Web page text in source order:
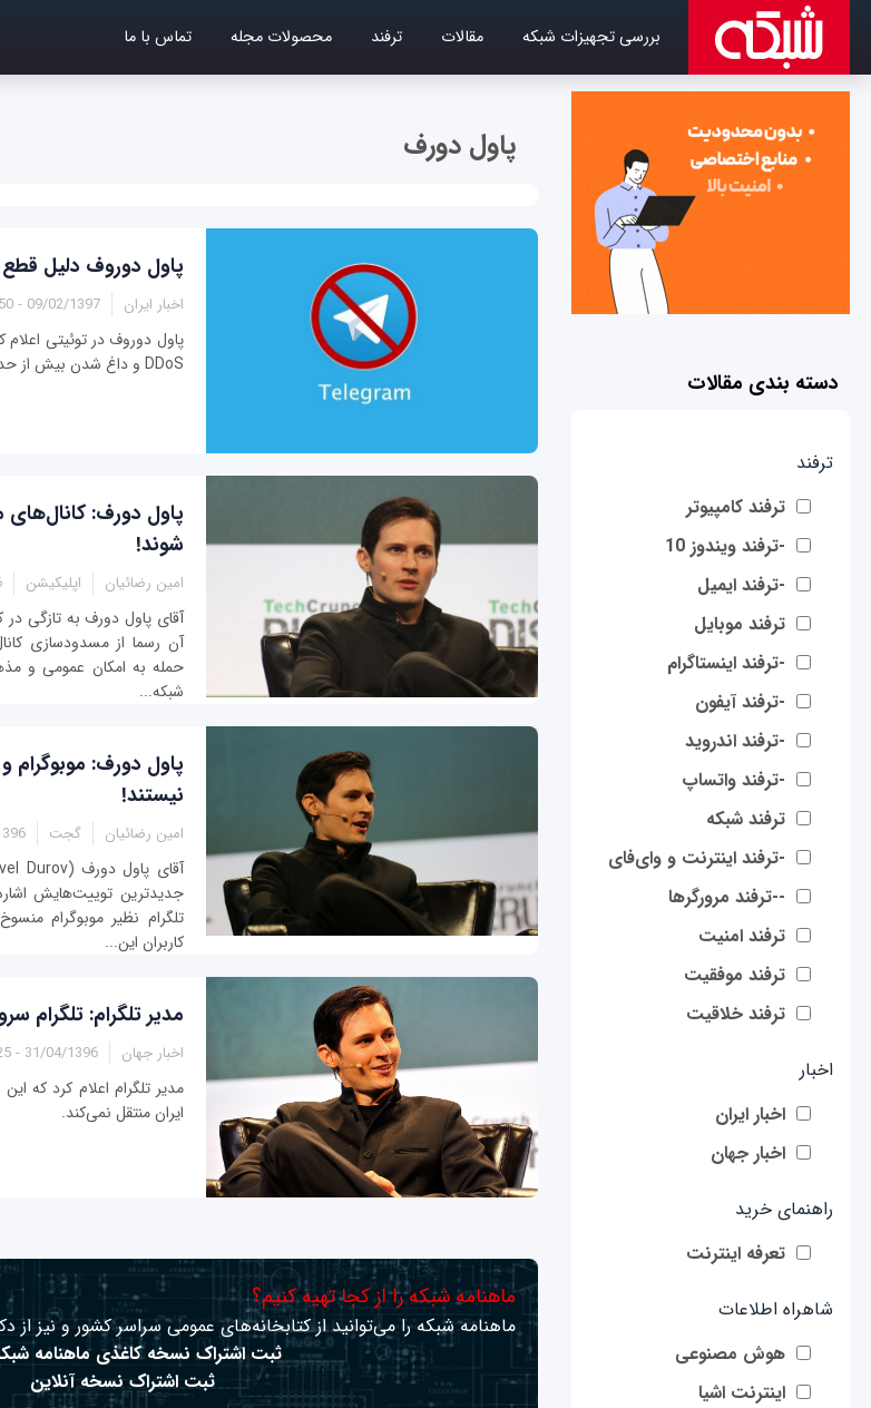
بررسی تجهیزات شبکه مقالات ترفند محصولات مجله تماس با ما
دسته بندی مقالات
ترفند
ترفند کامپیوتر
-ترفند ویندوز 10
-ترفند ایمیل
ترفند موبایل
-ترفند اینستاگرام
-ترفند آیفون
-ترفند اندروید
-ترفند واتساپ
ترفند شبکه
-ترفند اینترنت و وای‌فای
--ترفند مرورگرها
ترفند امنیت
ترفند موفقیت
ترفند خلاقیت
اخبار
اخبار ایران
اخبار جهان
راهنمای خرید
تعرفه اینترنت
شاهراه اطلاعات
هوش مصنوعی
اینترنت اشیا
پاول دورف
پاول دوروف دلیل قطع
اخبار ایران 09/02/1397 - 14:50
پاول دوروف در توئیتی
DDoS و داغ شدن بیش از حد یکی از سرورهای تلگرام است. ...
پاول دورف:
شوند!
امین رضائیان اپلیکیشن
آقای پاول دورف به تازگی
آن رسما از مسدودسازی
حمله به امکان عمومی و
شبکه...
پاول دورف: موبوگرام
نیستند!
امین رضائیان گجت
جدیدترین توییت‌هایش
تلگرام نظیر موبوگرام
کاربران این...
مدیر تلگرام: تلگرام
اخبار جهان 31/04/1396 - 23:25
مدیر تلگرام اعلام کرد که
ایران منتقل نمی‌کند.
ماهنامه شبکه را از کجا تهیه کنیم؟
ماهنامه شبکه را می‌توانید از کتابخانه‌های عمومی سراسر کشور و نیز از
ثبت اشتراک نسخه کاغذی ماهنامه
ثبت اشتراک نسخه آنلاین